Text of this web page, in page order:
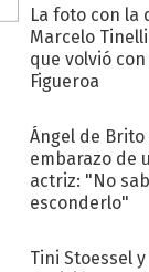
La foto con la
Marcelo
que volvió
Figueroa
Ángel de
embarazo de
actriz: "No
esconderlo"
Tini Stoessel